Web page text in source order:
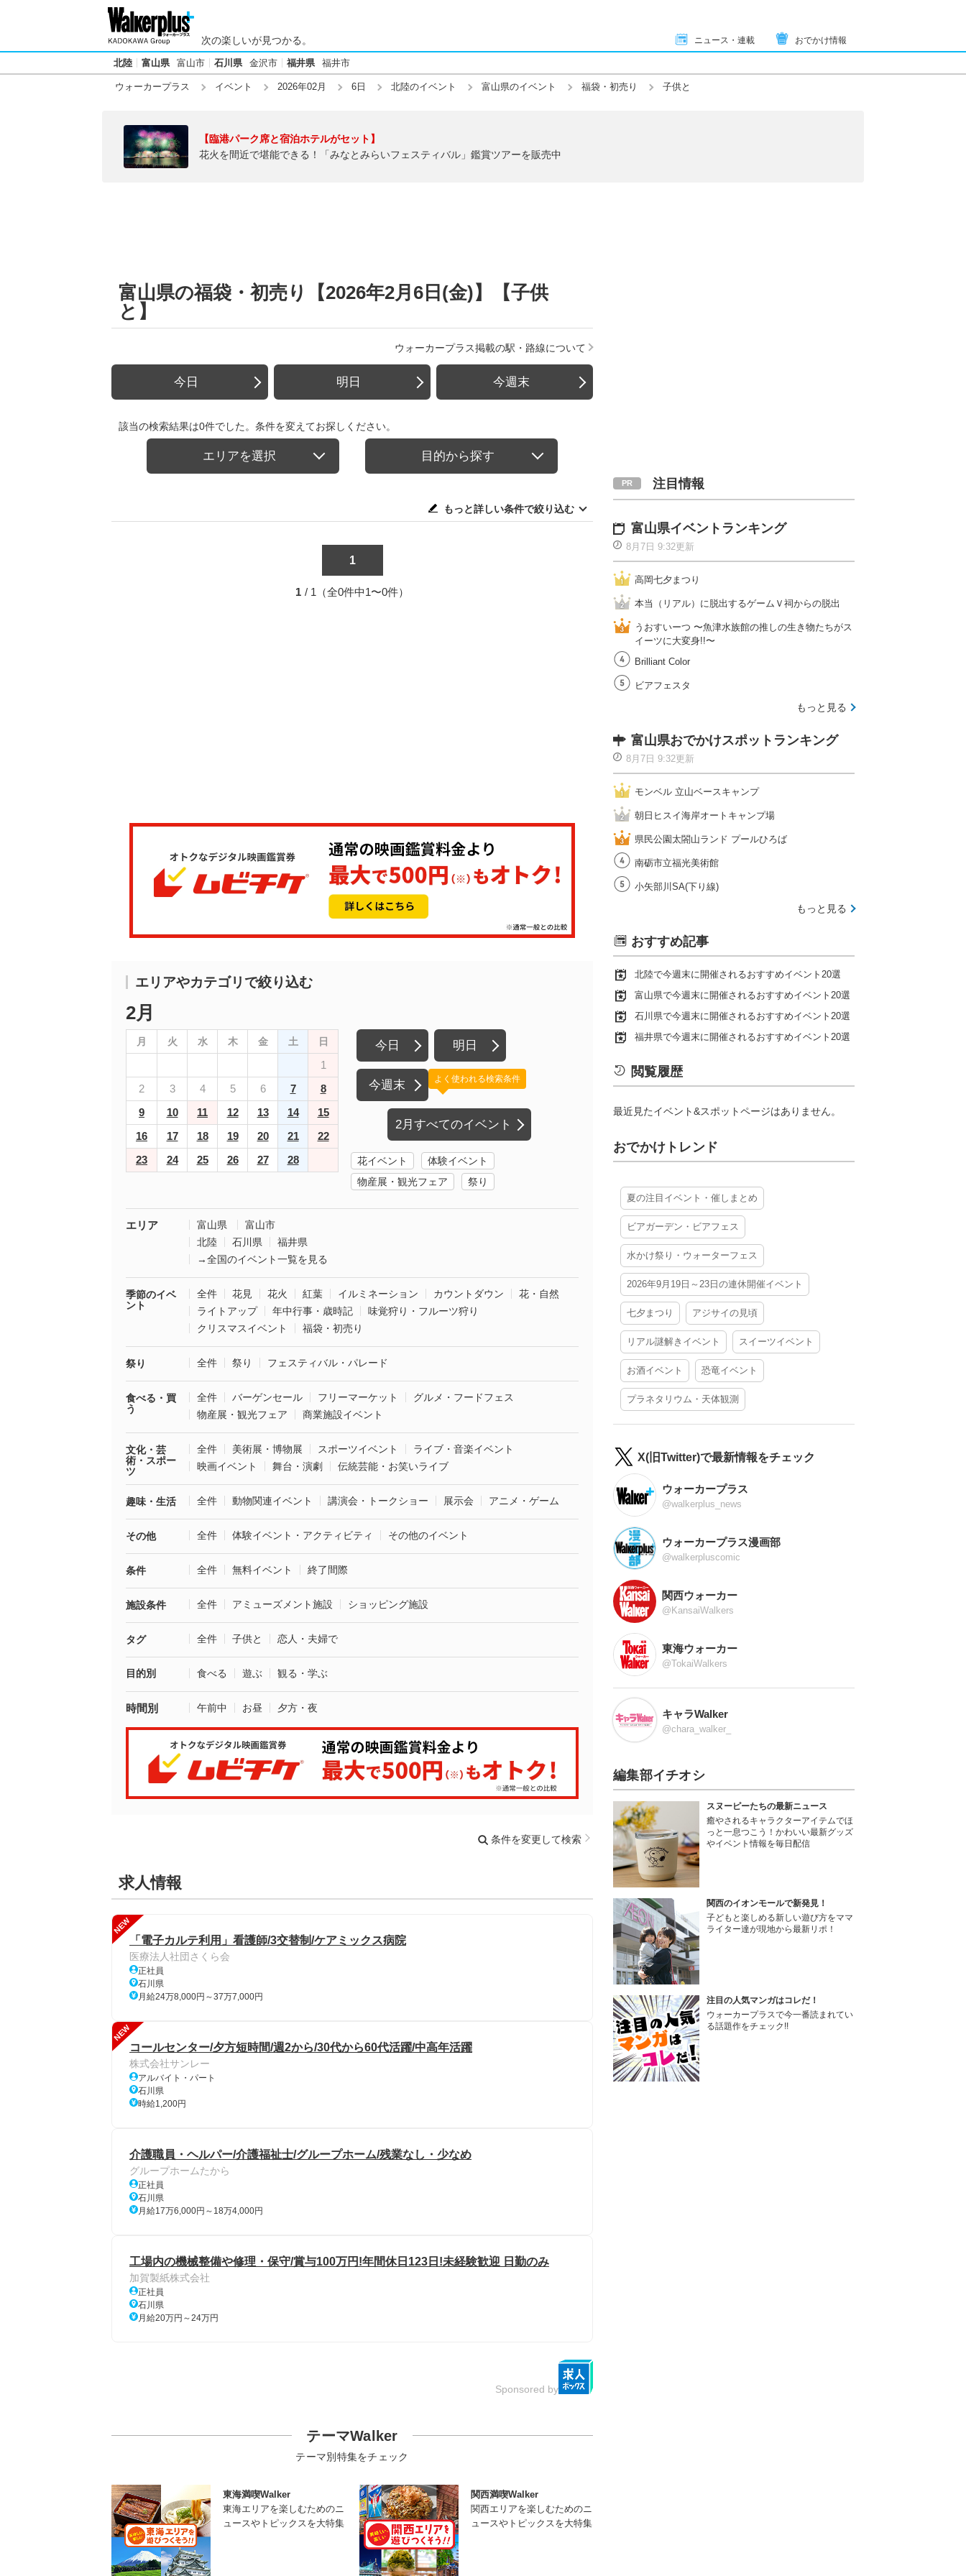
次の楽しいが見つかる。 ニュース・連載 おでかけ情報
北陸 富山県 富山市 石川県 金沢市 福井県 福井市
ウォーカープラス イベント 2026年02月 6日 北陸のイベント 富山県のイベント 福袋・初売り 子供と
【臨港パーク席と宿泊ホテルがセット】
花火を間近で堪能できる！「みなとみらいフェスティバル」鑑賞ツアーを販売中
富山県の福袋・初売り【2026年2月6日(金)】【子供
と】
ウォーカープラス掲載の駅・路線について
今日 明日 今週末
該当の検索結果は0件でした。条件を変えてお探しください。
エリアを選択 目的から探す
もっと詳しい条件で絞り込む
1
1 / 1（全0件中1〜0件）
エリアやカテゴリで絞り込む
2月
月 火 水 木 金 土 日
1
2
3 4 5 6 7
8
9
10 11 12 13 14
15
16
17 18 19 20 21
22
23
24 25 26 27 28
今日 明日
今週末
2月すべてのイベント
よく使われる検索条件
花イベント
体験イベント
物産展・観光フェア
祭り
エリア 富山県
富山市
北陸
石川県
福井県
→全国のイベント一覧を見る
季節のイベ
ント
全件 花見 花火 紅葉 イルミネーション カウントダウン
花・自然
ライトアップ
年中行事・歳時記
味覚狩り・フルーツ狩り
クリスマスイベント
福袋・初売り
祭り 全件 祭り フェスティバル・パレード
食べる・買
う
全件 バーゲンセール フリーマーケット
グルメ・フードフェス
物産展・観光フェア
商業施設イベント
文化・芸
術・スポー
ツ
全件 美術展・博物展 スポーツイベント
ライブ・音楽イベント
映画イベント
舞台・演劇 伝統芸能・お笑いライブ
趣味・生活 全件 動物関連イベント 講演会・トークショー 展示会 アニメ・ゲーム
その他 全件 体験イベント・アクティビティ その他のイベント
条件 全件 無料イベント 終了間際
施設条件 全件 アミューズメント施設 ショッピング施設
タグ 全件 子供と 恋人・夫婦で
目的別 食べる 遊ぶ 観る・学ぶ
時間別 午前中 お昼 夕方・夜
条件を変更して検索
求人情報
NEW
「電子カルテ利用」看護師/3交替制/ケアミックス病院
医療法人社団さくら会
正社員
石川県
月給24万8,000円～37万7,000円
NEW
コールセンター/夕方短時間/週2から/30代から60代活躍/中高年活躍
株式会社サンレー
アルバイト・パート
石川県
時給1,200円
介護職員・ヘルパー/介護福祉士/グループホーム/残業なし・少なめ
グループホームたから
正社員
石川県
月給17万6,000円～18万4,000円
工場内の機械整備や修理・保守/賞与100万円!年間休日123日!未経験歓迎 日勤のみ
加賀製紙株式会社
正社員
石川県
月給20万円～24万円
Sponsored by
テーマWalker
テーマ別特集をチェック
東海満喫Walker
東海エリアを楽しむためのニ
ュースやトピックスを大特集
関西満喫Walker
関西エリアを楽しむためのニ
ュースやトピックスを大特集
注目情報
富山県イベントランキング
8月7日 9:32更新
高岡七夕まつり
本当（リアル）に脱出するゲームＶ祠からの脱出
うおすいーつ 〜魚津水族館の推しの生き物たちがス
イーツに大変身!!〜
Brilliant Color
ビアフェスタ
もっと見る
富山県おでかけスポットランキング
8月7日 9:32更新
モンベル 立山ベースキャンプ
朝日ヒスイ海岸オートキャンプ場
県民公園太閤山ランド プールひろば
南砺市立福光美術館
小矢部川SA(下り線)
もっと見る
おすすめ記事
北陸で今週末に開催されるおすすめイベント20選
富山県で今週末に開催されるおすすめイベント20選
石川県で今週末に開催されるおすすめイベント20選
福井県で今週末に開催されるおすすめイベント20選
閲覧履歴
最近見たイベント&スポットページはありません。
おでかけトレンド
夏の注目イベント・催しまとめ
ビアガーデン・ビアフェス
水かけ祭り・ウォーターフェス
2026年9月19日～23日の連休開催イベント
七夕まつり アジサイの見頃
リアル謎解きイベント スイーツイベント
お酒イベント 恐竜イベント
プラネタリウム・天体観測
X(旧Twitter)で最新情報をチェック
ウォーカープラス
@walkerplus_news
ウォーカープラス漫画部
@walkerpluscomic
関西ウォーカー
@KansaiWalkers
東海ウォーカー
@TokaiWalkers
キャラWalker
@chara_walker_
編集部イチオシ
スヌーピーたちの最新ニュース
癒やされるキャラクターアイテムでほ
っと一息つこう！かわいい最新グッズ
やイベント情報を毎日配信
関西のイオンモールで新発見！
子どもと楽しめる新しい遊び方をママ
ライター達が現地から最新リポ！
注目の人気マンガはコレだ！
ウォーカープラスで今一番読まれてい
る話題作をチェック!!